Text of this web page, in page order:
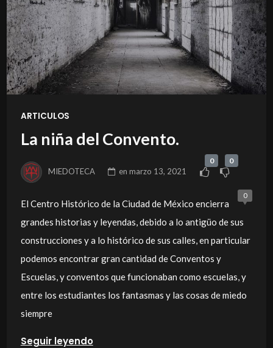
ARTICULOS
La niña del Convento.
MIEDOTECA enmarzo 13, 2021
0 0
0
El Centro Histórico de la Ciudad de México encierra
grandes historias y leyendas, debido a lo antigüo de sus
construcciones y a lo histórico de sus calles, en particular
podemos encontrar gran cantidad de Conventos y
Escuelas, y conventos que funcionaban como escuelas, y
entre los estudiantes los fantasmas y las cosas de miedo
siempre
Seguir leyendo